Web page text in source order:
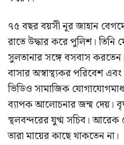
৭৫ বছর বয়সী নূর জাহান
রাতে উদ্ধার করে পুলিশ। তিনি
সুলতানার সঙ্গে বসবাস
বাসার অস্বাস্থ্যকর পরিবেশ
ভিডিও সামাজিক
ব্যাপক আলোচনার জন্ম দেয়।
স্থলবন্দরের যুগ্ম সচিব। আরেক
তারা মায়ের কাছে থাকতেন না।